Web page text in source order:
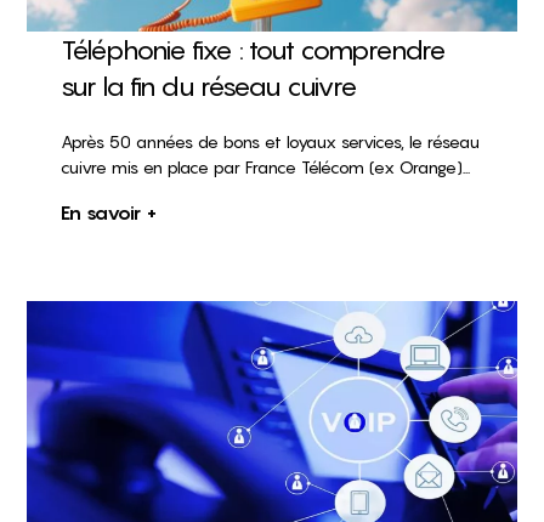
Téléphonie fixe : tout comprendre
sur la fin du réseau cuivre
Après 50 années de bons et loyaux services, le réseau
cuivre mis en place par France Télécom (ex Orange)...
En savoir +